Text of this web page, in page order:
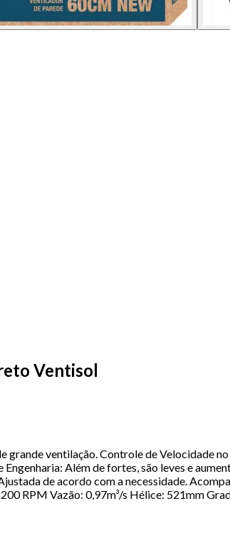
Ventisol
grande ventilação. Controle de Velocidade
Além de fortes, são leves e
de acordo com a necessidade.
RPM Vazão: 0,97m³/s Hélice: 521mm